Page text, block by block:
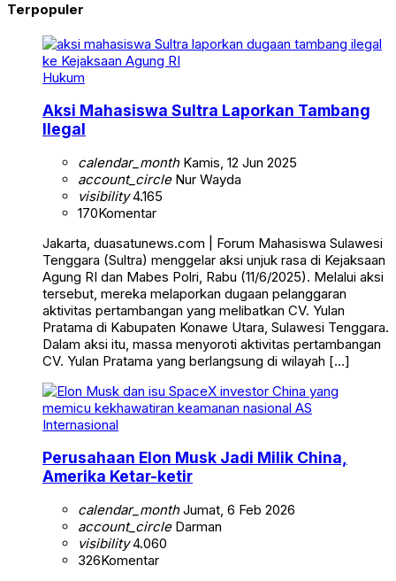
Terpopuler
Hukum
Aksi Mahasiswa Sultra Laporkan Tambang
Ilegal
calendar_monthKamis, 12 Jun 2025
account_circleNur Wayda
visibility4.165
170Komentar
Jakarta, duasatunews.com | Forum Mahasiswa Sulawesi
Tenggara (Sultra) menggelar aksi unjuk rasa di Kejaksaan
Agung RI dan Mabes Polri, Rabu (11/6/2025). Melalui aksi
tersebut, mereka melaporkan dugaan pelanggaran
aktivitas pertambangan yang melibatkan CV. Yulan
Pratama di Kabupaten Konawe Utara, Sulawesi Tenggara.
Dalam aksi itu, massa menyoroti aktivitas pertambangan
CV. Yulan Pratama yang berlangsung di wilayah […]
Internasional
Perusahaan Elon Musk Jadi Milik China,
Amerika Ketar-ketir
calendar_monthJumat, 6 Feb 2026
account_circleDarman
visibility4.060
326Komentar